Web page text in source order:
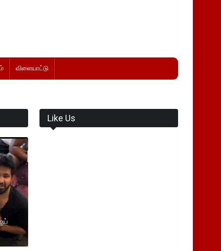
விளையாட்டு
Like Us